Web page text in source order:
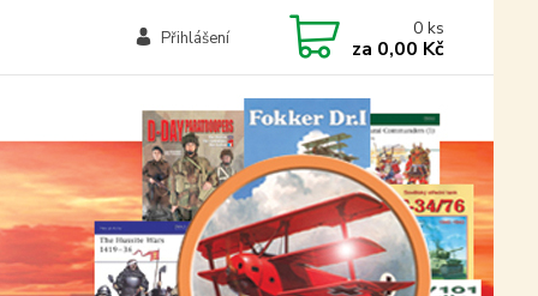
Přihlášení 0 ks
za 0,00 Kč